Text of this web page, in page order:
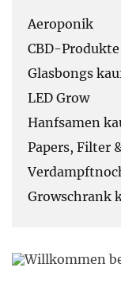
Aeroponik
CBD-
Glasbongs
LED Grow
Hanfsamen
Papers, Filter
Growschrank